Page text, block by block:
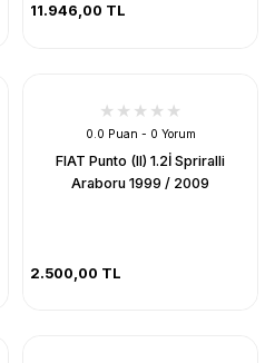
11.946,00 TL
0.0 Puan - 0 Yorum
FIAT Punto (II) 1.2İ Spriralli
Araboru 1999 / 2009
2.500,00 TL